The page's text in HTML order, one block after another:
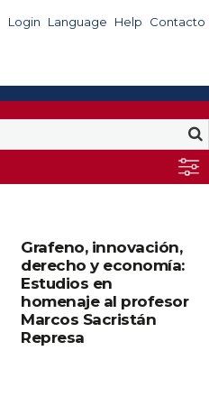
Login Language Help Contacto
Grafeno, innovación,
derecho y economía:
Estudios en
homenaje al profesor
Marcos Sacristán
Represa